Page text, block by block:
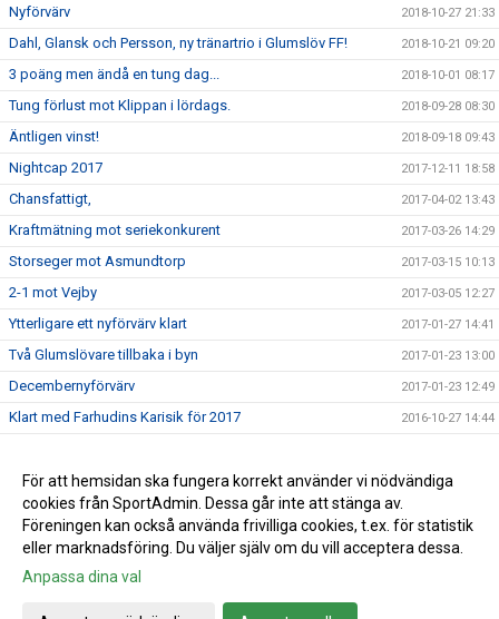
Nyförvärv 2018-10-27 21:33
Dahl, Glansk och Persson, ny tränartrio i Glumslöv FF! 2018-10-21 09:20
3 poäng men ändå en tung dag... 2018-10-01 08:17
Tung förlust mot Klippan i lördags. 2018-09-28 08:30
Äntligen vinst! 2018-09-18 09:43
Nightcap 2017 2017-12-11 18:58
Chansfattigt, 2017-04-02 13:43
Kraftmätning mot seriekonkurent 2017-03-26 14:29
Storseger mot Asmundtorp 2017-03-15 10:13
2-1 mot Vejby 2017-03-05 12:27
Ytterligare ett nyförvärv klart 2017-01-27 14:41
Två Glumslövare tillbaka i byn 2017-01-23 13:00
Decembernyförvärv 2017-01-23 12:49
Klart med Farhudins Karisik för 2017 2016-10-27 14:44
STORSEGER FÖR HERR A 2016-08-28 20:51
BRA START PÅ HÖSTEN FÖR HERR A 2016-08-28 20:49
Gå till Webbversion
För att hemsidan ska fungera korrekt använder vi nödvändiga
cookies från SportAdmin. Dessa går inte att stänga av.
Föreningen kan också använda frivilliga cookies, t.ex. för statistik
eller marknadsföring. Du väljer själv om du vill acceptera dessa.
Anpassa dina val